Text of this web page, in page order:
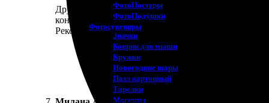
ФотоПостеры
ФотоПодушки
Фотоcувениры
Значки
Коврик для мыши
Кружки
Новогодние шары
Пазл картонный
Тарелки
Магниты
Дружелюбный сервис! Заказала календарь в
консультировали на каждом этапе. Качество
Рекомендую всем, кто хочет порадовать близких!